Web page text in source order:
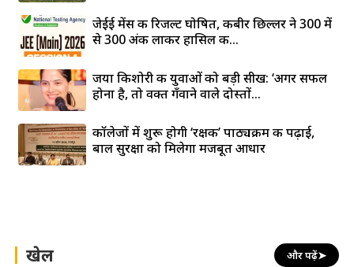
जेईई मेंस की रिजल्ट घोषित, कबीर छिल्लर ने 300 में
से 300 अंक लाकर हासिल की...
जया किशोरी की युवाओं को बड़ी सीख: ‘अगर सफल
होना है, तो वक्त गँवाने वाले दोस्तों...
कॉलेजों में शुरू होगी ‘रक्षक’ पाठ्यक्रम की पढ़ाई,
बाल सुरक्षा को मिलेगा मजबूत आधार
खेल और पढ़ें➤